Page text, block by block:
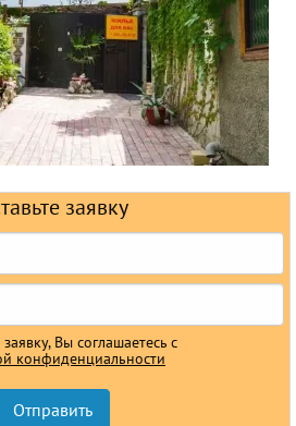
заявку
Вы соглашаетесь с
конфиденциальности